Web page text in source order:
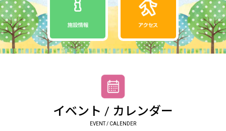
イベント / カレンダー
EVENT / CALENDER